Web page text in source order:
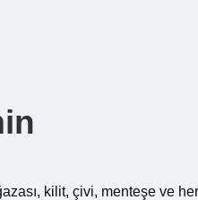
kilit, çivi, menteşe ve